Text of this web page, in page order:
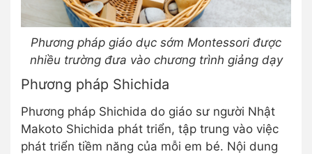
Phương pháp giáo dục sớm Montessori được
nhiều trường đưa vào chương trình giảng dạy
Phương pháp Shichida
Phương pháp Shichida do giáo sư người Nhật
Makoto Shichida phát triển, tập trung vào việc
phát triển tiềm năng của mỗi em bé. Nội dung